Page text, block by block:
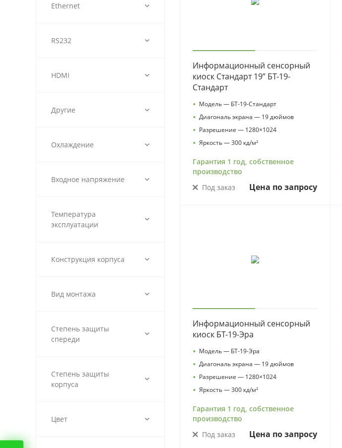
Ethernet
RS232
HDMI
Другие
Охлаждение
Входное напряжение
Температура
эксплуатации
Конструкция корпуса
Вид монтажа
Степень защиты
спереди
Степень защиты
корпуса
Цвет
Информационный сенсорный
киоск Стандарт 19” БТ-19-
Стандарт
• Модель — БТ-19-Стандарт
• Диагональ экрана — 19 дюймов
• Разрешение — 1280×1024
• Яркость — 300 кд/м²
Гарантия 1 год, собственное
производство
Под заказ
Цена по запросу
Информационный сенсорный
киоск БТ-19-Эра
• Модель — БТ-19-Эра
• Диагональ экрана — 19 дюймов
• Разрешение — 1280×1024
• Яркость — 300 кд/м²
Гарантия 1 год, собственное
производство
Под заказ
Цена по запросу